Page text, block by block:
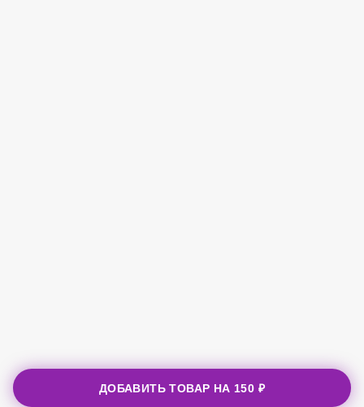
ДОБАВИТЬ ТОВАР НА 150 ₽